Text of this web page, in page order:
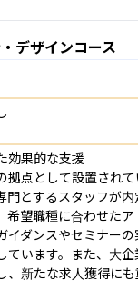
デザインコース
効果的な支援
拠点として設置され
門とするスタッフが
希望職種に合わせた
イダンスやセミナー
ています。また、大
、新たな求人獲得に